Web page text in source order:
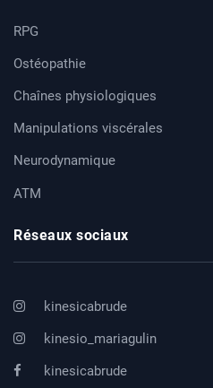
RPG
Ostéopathie
Chaînes physiologiques
Manipulations viscérales
Neurodynamique
ATM
Réseaux sociaux
kinesicabrude
kinesio_mariagulin
kinesicabrude